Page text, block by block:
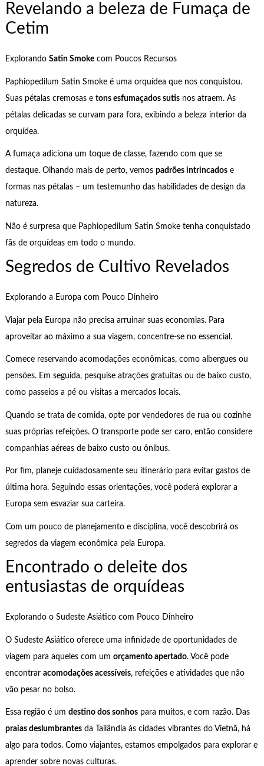
Revelando a beleza de Fumaça de
Cetim
Explorando Satin Smokecom Poucos Recursos
Paphiopedilum Satin Smoke é uma orquídea que nos conquistou.
Suas pétalas cremosas e tons esfumaçados sutisnos atraem. As
pétalas delicadas se curvam para fora, exibindo a beleza interior da
orquídea.
A fumaça adiciona um toque de classe, fazendo com que se
destaque. Olhando mais de perto, vemos padrões intrincadose
formas nas pétalas – um testemunho das habilidades de design da
natureza.
Não é surpresa que Paphiopedilum Satin Smoke tenha conquistado
fãs de orquídeas em todo o mundo.
Segredos de Cultivo Revelados
Explorando a Europa com Pouco Dinheiro
Viajar pela Europa não precisa arruinar suas economias. Para
aproveitar ao máximo a sua viagem, concentre-se no essencial.
Comece reservando acomodações econômicas, como albergues ou
pensões. Em seguida, pesquise atrações gratuitas ou de baixo custo,
como passeios a pé ou visitas a mercados locais.
Quando se trata de comida, opte por vendedores de rua ou cozinhe
suas próprias refeições. O transporte pode ser caro, então considere
companhias aéreas de baixo custo ou ônibus.
Por fim, planeje cuidadosamente seu itinerário para evitar gastos de
última hora. Seguindo essas orientações, você poderá explorar a
Europa sem esvaziar sua carteira.
Com um pouco de planejamento e disciplina, você descobrirá os
segredos da viagem econômica pela Europa.
Encontrado o deleite dos
entusiastas de orquídeas
Explorando o Sudeste Asiático com Pouco Dinheiro
O Sudeste Asiático oferece uma infinidade de oportunidades de
viagem para aqueles com um orçamento apertado. Você pode
encontrar acomodações acessíveis, refeições e atividades que não
vão pesar no bolso.
Essa região é um destino dos sonhospara muitos, e com razão. Das
praias deslumbrantesda Tailândia às cidades vibrantes do Vietnã, há
algo para todos. Como viajantes, estamos empolgados para explorar e
aprender sobre novas culturas.